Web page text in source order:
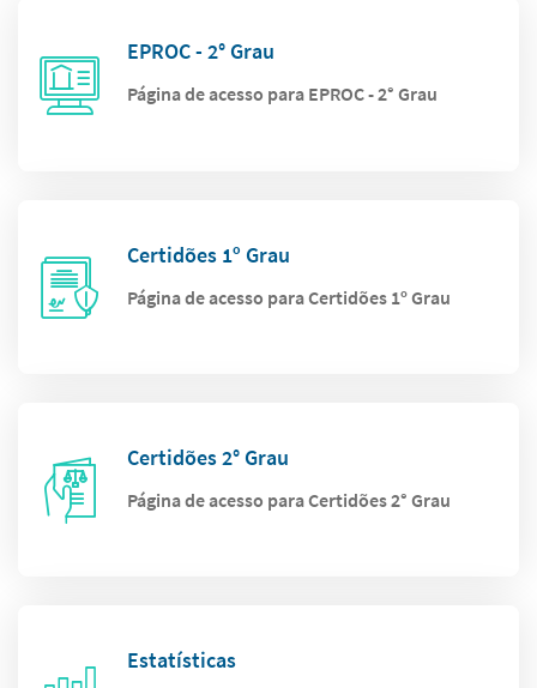
EPROC - 2° Grau
Página de acesso para EPROC - 2° Grau
Certidões 1º Grau
Página de acesso para Certidões 1º Grau
Certidões 2° Grau
Página de acesso para Certidões 2° Grau
Estatísticas